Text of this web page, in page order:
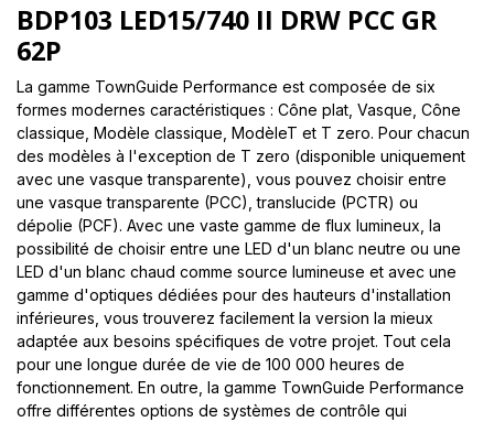
BDP103 LED15/740 II DRW PCC GR
62P
La gamme TownGuide Performance est composée de six
formes modernes caractéristiques : Cône plat, Vasque, Cône
classique, Modèle classique, ModèleT et T zero. Pour chacun
des modèles à l'exception de T zero (disponible uniquement
avec une vasque transparente), vous pouvez choisir entre
une vasque transparente (PCC), translucide (PCTR) ou
dépolie (PCF). Avec une vaste gamme de flux lumineux, la
possibilité de choisir entre une LED d'un blanc neutre ou une
LED d'un blanc chaud comme source lumineuse et avec une
gamme d'optiques dédiées pour des hauteurs d'installation
inférieures, vous trouverez facilement la version la mieux
adaptée aux besoins spécifiques de votre projet. Tout cela
pour une longue durée de vie de 100 000 heures de
fonctionnement. En outre, la gamme TownGuide Performance
offre différentes options de systèmes de contrôle qui